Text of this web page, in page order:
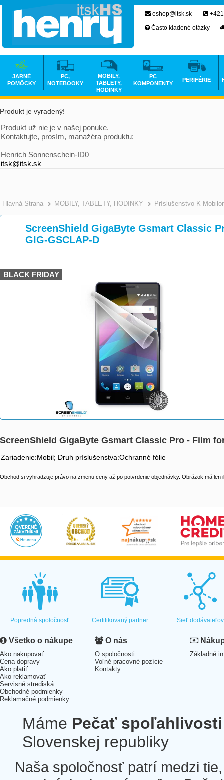
Produkt je vyradený!
Produkt už nie je v našej ponuke.
Kontaktujte, prosím, manažéra produktu:
Henrich Sonnenschein-ID0
itsk@itsk.sk
Hlavná Strana >
MOBILY, TABLETY, HODINKY >
Príslušenstvo K
ScreenShield GigaByte Gsmart Classic
GIG-GSCLAP-D
BLACK FRIDAY
ScreenShield GigaByte Gsmart Classic Pro - Film
Zariadenie:Mobil; Druh príslušenstva:Ochranné fólie
Obchod si vyhradzuje právo na zmenu ceny až po potvrdenie objednávky. Obrázok má len
eshop@itsk.sk
Často kladené otázky
JARNÉ
POMÔCKY
PC,
NOTEBOOKY
MOBILY,
TABLETY,
HODINKY
PC
KOMPONENTY
PERIFÉRIE
Popredná spoločnosť Certifikovaný partner Sieť dodávateľov
Všetko o nákupe
Ako nakupovať
Cena dopravy
Ako platiť
Ako reklamovať
Servisné strediská
Obchodné podmienky
Reklamačné podmienky
O nás
O spoločnosti
Voľné pracovné pozície
Kontakty
Základné
Máme Pečať spoľahlivosti
Slovenskej republiky
Naša spoločnosť patrí medzi